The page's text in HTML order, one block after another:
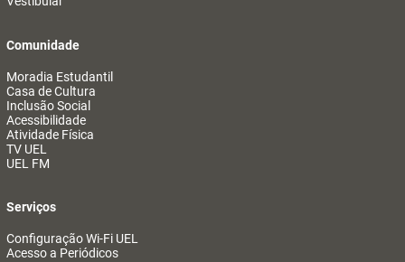
Comunidade
Moradia Estudantil
Casa de Cultura
Inclusão Social
Acessibilidade
Atividade Física
TV UEL
UEL FM
Serviços
Configuração Wi-Fi UEL
Acesso a Periódicos